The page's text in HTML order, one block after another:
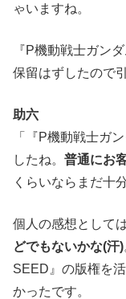
ゃいますね。
『P機動戦士ガン
保留はずしたので
助六
「『P機動戦士ガ
したね。 普通にお
くらいならまだ十
個人の感想として
どでもないかな(汗)
SEED』の版権を
かったです。